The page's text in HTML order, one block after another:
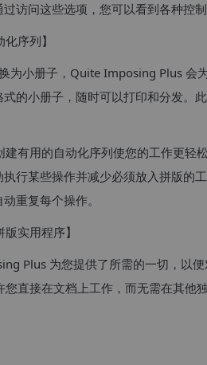
访问这些选项，您可以看到各种控
序列】
为小册子，Quite Imposing Plus 会
的小册子，随时可以打印和分发。
建有用的自动化序列使您的工作更轻
行某些操作并减少必须放入拼版的
重复每个操作。
版实用程序】
Plus 为您提供了所需的一切，以
直接在文档上工作，而无需在其他